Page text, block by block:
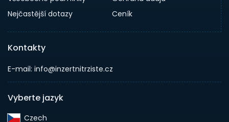
Nejčastější dotazy
Ceník
Kontakty
E-mail: info@inzertnitrziste.cz
Vyberte jazyk
Czech‎